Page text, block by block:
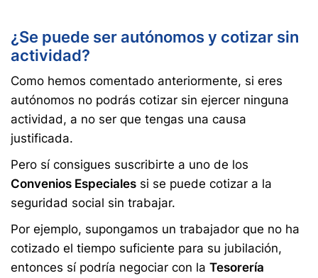
¿Se puede ser autónomos y cotizar sin
actividad?
Como hemos comentado anteriormente, si eres
autónomos no podrás cotizar sin ejercer ninguna
actividad, a no ser que tengas una causa
justificada.
Pero sí consigues suscribirte a uno de los
Convenios Especiales si se puede cotizar a la
seguridad social sin trabajar.
Por ejemplo, supongamos un trabajador que no ha
cotizado el tiempo suficiente para su jubilación,
entonces sí podría negociar con la Tesorería